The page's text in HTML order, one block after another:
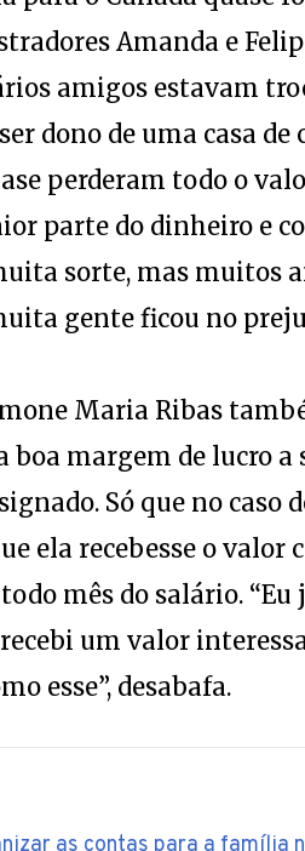
Amanda e
amigos estavam
dono de uma casa de
perderam todo o
parte do dinheiro e
sorte, mas muitos
gente ficou no
margem de lucro a
Só que no caso
ela recebesse o valor
mês do salário. “Eu
um valor
esse”, desabafa.